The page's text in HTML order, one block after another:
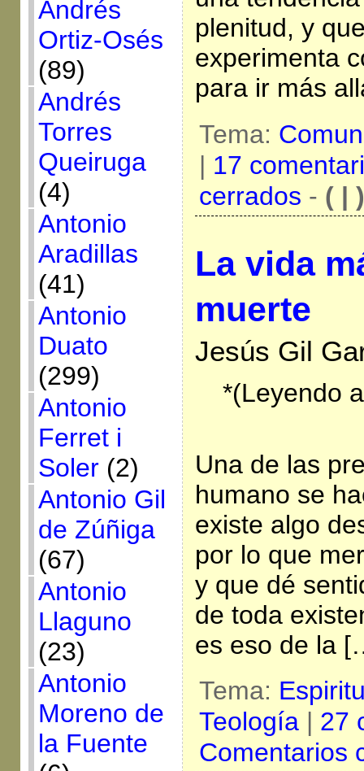
Andrés
Ortiz-Osés
(89)
Andrés
Torres
Queiruga
(4)
Antonio
Aradillas
(41)
Antonio
Duato
(299)
Antonio
Ferret i
Soler(2)
Antonio Gil
de Zúñiga
(67)
Antonio
Llaguno
(23)
Antonio
Moreno de
la Fuente
plenitud, y
experimenta
para ir más
Tema:
| 17
cerrados - ( | )
La vida
muerte
Jesús Gil
*(Leyendo
Una de las
humano se
existe algo
por lo que
y que dé
de toda
es eso de la
Tema:
Teología| 27
Comentarios